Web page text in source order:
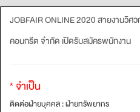
JOBFAIR ONLINE 2020 สายงานวิศ
คอนกรีต จำกัด เปิดรับสมัครพนักงาน
* จำเป็น
ติดต่อฝ่ายบุคคล : ฝ่ายทรัพยากร